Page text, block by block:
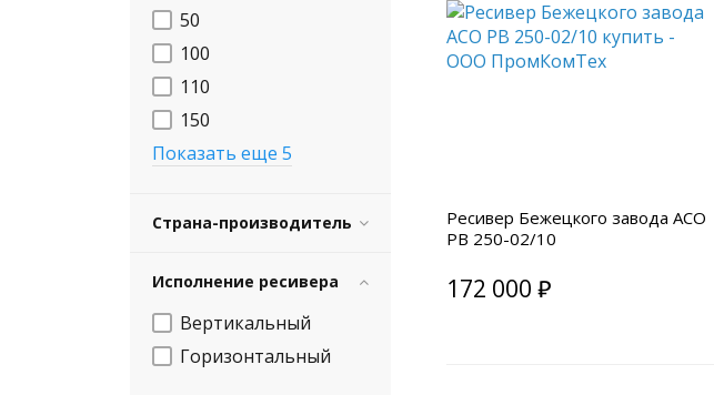
50
100
110
150
Показать еще 5
Страна-производитель
Исполнение ресивера
Вертикальный
Горизонтальный
Ресивер Бежецкого завода АСО
РВ 250-02/10
172 000 ₽